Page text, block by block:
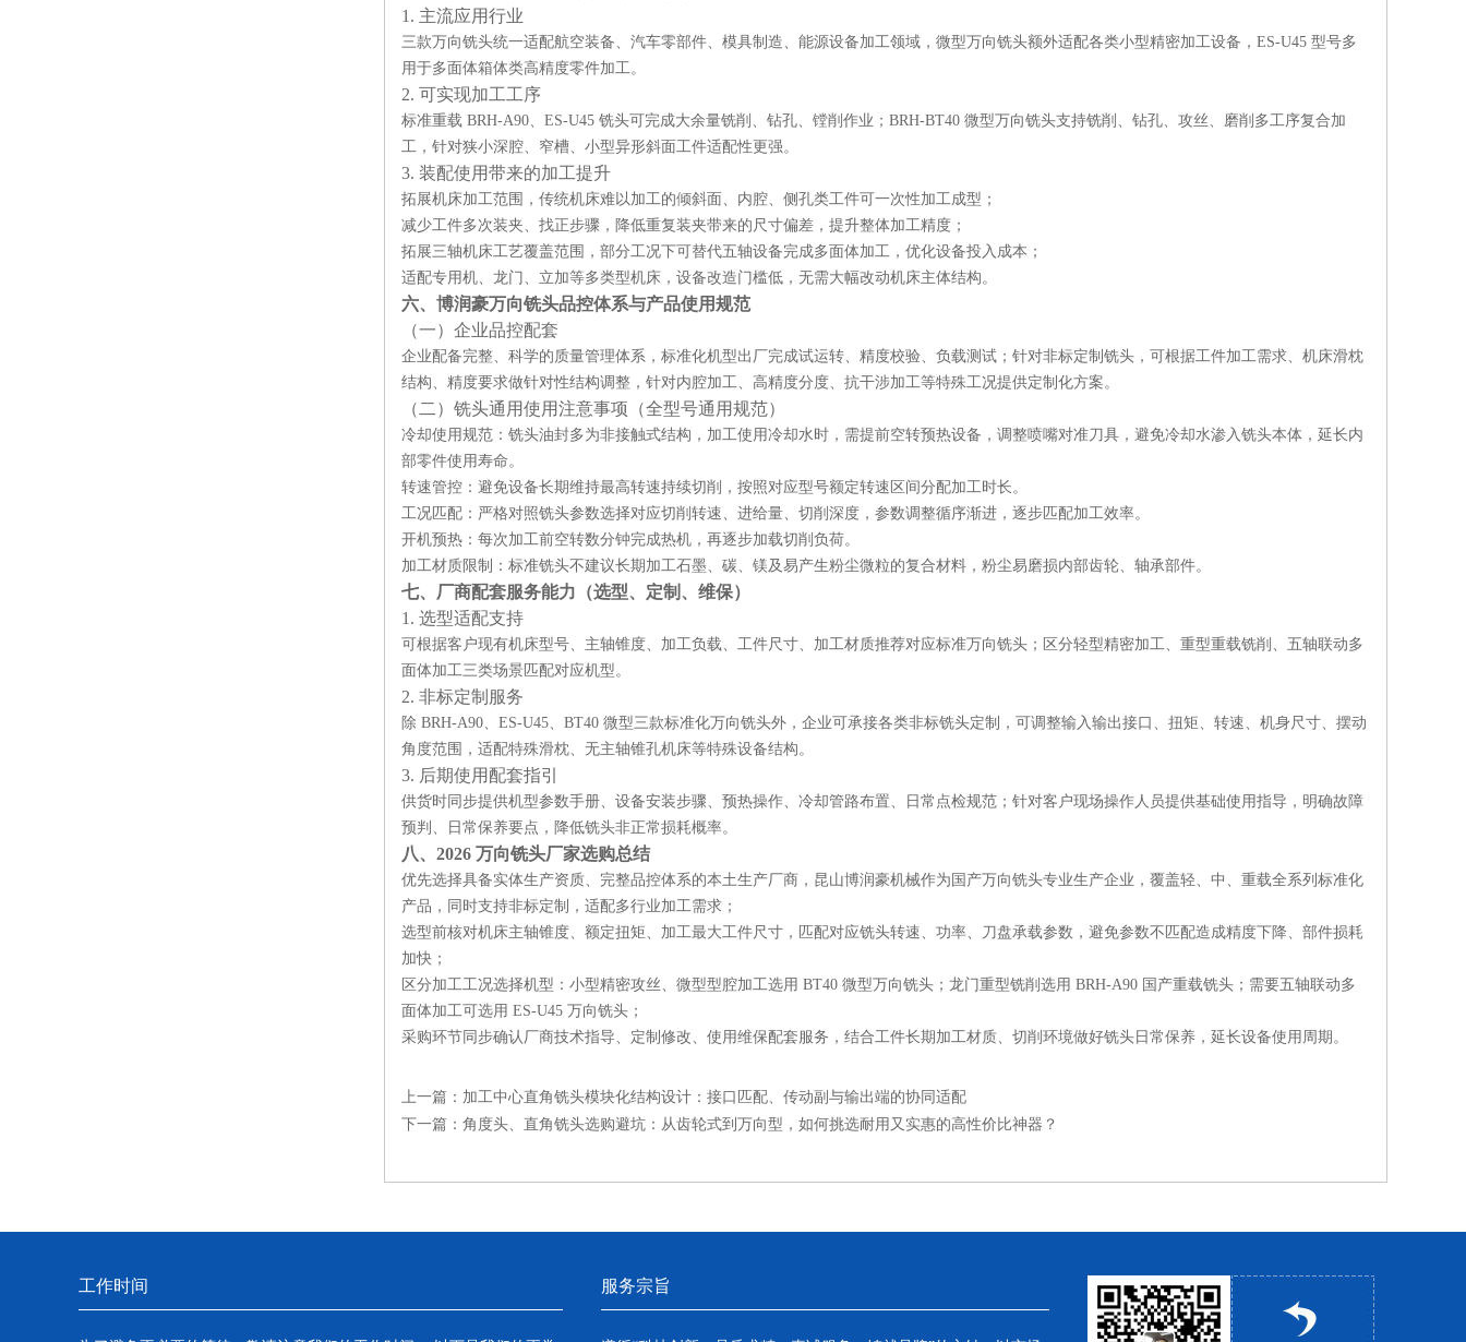
1. 主流应用行业
三款万向铣头统一适配航空装备、汽车零部件、模具制造、能源设备加工领域，微型万向铣头额外适配各类小型精密加工设备，ES-U45 型号多
用于多面体箱体类高精度零件加工。
2. 可实现加工工序
标准重载 BRH-A90、ES-U45 铣头可完成大余量铣削、钻孔、镗削作业；BRH-BT40 微型万向铣头支持铣削、钻孔、攻丝、磨削多工序复合加
工，针对狭小深腔、窄槽、小型异形斜面工件适配性更强。
3. 装配使用带来的加工提升
拓展机床加工范围，传统机床难以加工的倾斜面、内腔、侧孔类工件可一次性加工成型；
减少工件多次装夹、找正步骤，降低重复装夹带来的尺寸偏差，提升整体加工精度；
拓展三轴机床工艺覆盖范围，部分工况下可替代五轴设备完成多面体加工，优化设备投入成本；
适配专用机、龙门、立加等多类型机床，设备改造门槛低，无需大幅改动机床主体结构。
六、博润豪万向铣头品控体系与产品使用规范
（一）企业品控配套
企业配备完整、科学的质量管理体系，标准化机型出厂完成试运转、精度校验、负载测试；针对非标定制铣头，可根据工件加工需求、机床滑枕
结构、精度要求做针对性结构调整，针对内腔加工、高精度分度、抗干涉加工等特殊工况提供定制化方案。
（二）铣头通用使用注意事项（全型号通用规范）
冷却使用规范：铣头油封多为非接触式结构，加工使用冷却水时，需提前空转预热设备，调整喷嘴对准刀具，避免冷却水渗入铣头本体，延长内
部零件使用寿命。
转速管控：避免设备长期维持最高转速持续切削，按照对应型号额定转速区间分配加工时长。
工况匹配：严格对照铣头参数选择对应切削转速、进给量、切削深度，参数调整循序渐进，逐步匹配加工效率。
开机预热：每次加工前空转数分钟完成热机，再逐步加载切削负荷。
加工材质限制：标准铣头不建议长期加工石墨、碳、镁及易产生粉尘微粒的复合材料，粉尘易磨损内部齿轮、轴承部件。
七、厂商配套服务能力（选型、定制、维保）
1. 选型适配支持
可根据客户现有机床型号、主轴锥度、加工负载、工件尺寸、加工材质推荐对应标准万向铣头；区分轻型精密加工、重型重载铣削、五轴联动多
面体加工三类场景匹配对应机型。
2. 非标定制服务
除 BRH-A90、ES-U45、BT40 微型三款标准化万向铣头外，企业可承接各类非标铣头定制，可调整输入输出接口、扭矩、转速、机身尺寸、摆动
角度范围，适配特殊滑枕、无主轴锥孔机床等特殊设备结构。
3. 后期使用配套指引
供货时同步提供机型参数手册、设备安装步骤、预热操作、冷却管路布置、日常点检规范；针对客户现场操作人员提供基础使用指导，明确故障
预判、日常保养要点，降低铣头非正常损耗概率。
八、2026 万向铣头厂家选购总结
优先选择具备实体生产资质、完整品控体系的本土生产厂商，昆山博润豪机械作为国产万向铣头专业生产企业，覆盖轻、中、重载全系列标准化
产品，同时支持非标定制，适配多行业加工需求；
选型前核对机床主轴锥度、额定扭矩、加工最大工件尺寸，匹配对应铣头转速、功率、刀盘承载参数，避免参数不匹配造成精度下降、部件损耗
加快；
区分加工工况选择机型：小型精密攻丝、微型型腔加工选用 BT40 微型万向铣头；龙门重型铣削选用 BRH-A90 国产重载铣头；需要五轴联动多
面体加工可选用 ES-U45 万向铣头；
采购环节同步确认厂商技术指导、定制修改、使用维保配套服务，结合工件长期加工材质、切削环境做好铣头日常保养，延长设备使用周期。
上一篇： 加工中心直角铣头模块化结构设计：接口匹配、传动副与输出端的协同适配
下一篇： 角度头、直角铣头选购避坑：从齿轮式到万向型，如何挑选耐用又实惠的高性价比神器？
工作时间 服务宗旨